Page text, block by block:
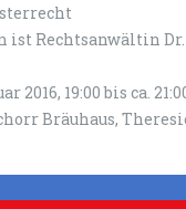
ist Rechtsanwältin
2016, 19:00 bis ca.
Bräuhaus,